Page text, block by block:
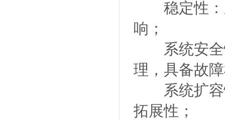
稳定性：
响；
系统安全
理，具备故
系统扩容
拓展性；